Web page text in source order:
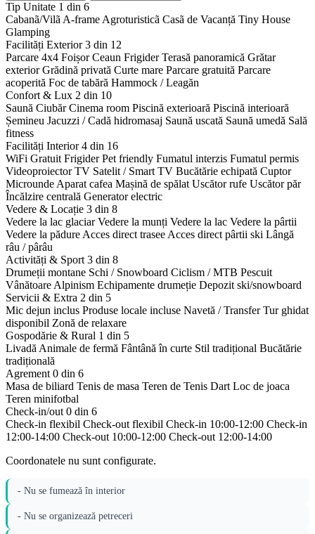
Tip Unitate 1 din 6
Cabanã/Vilã A-frame Agroturisticã Casã de Vacanță Tiny House
Glamping
Facilități Exterior3 din 12
Parcare 4x4 Foișor Ceaun Frigider Terasă panoramică Grătar
exterior Grădină privată Curte mare Parcare gratuită Parcare
acoperită Foc de tabără Hammock / Leagăn
Confort & Lux 2 din 10
Saună Ciubăr Cinema room Piscină exterioară Piscină interioară
Șemineu Jacuzzi / Cadă hidromasaj Saună uscată Saună umedă Sală
fitness
Facilități Interior4 din 16
WiFi Gratuit Frigider Pet friendly Fumatul interzis Fumatul permis
Videoproiector TV Satelit / Smart TV Bucătărie echipată Cuptor
Microunde Aparat cafea Mașină de spălat Uscător rufe Uscător păr
Încălzire centrală Generator electric
Vedere & Locație 3 din 8
Vedere la lac glaciar Vedere la munți Vedere la lac Vedere la pârtii
Vedere la pădure Acces direct trasee Acces direct pârtii ski Lângă
râu / pârâu
Activități & Sport 3 din 8
Drumeții montane Schi / Snowboard Ciclism / MTB Pescuit
Vânătoare Alpinism Echipamente drumeție Depozit ski/snowboard
Servicii & Extra 2 din 5
Mic dejun inclus Produse locale incluse Navetă / Transfer Tur ghidat
disponibil Zonă de relaxare
Gospodărie & Rural 1 din 5
Livadă Animale de fermă Fântână în curte Stil tradițional Bucătărie
tradițională
Agrement 0 din 6
Masa de biliard Tenis de masa Teren de Tenis Dart Loc de joaca
Teren minifotbal
Check-in/out 0 din 6
Check-in flexibil Check-out flexibil Check-in 10:00-12:00 Check-in
12:00-14:00 Check-out 10:00-12:00 Check-out 12:00-14:00
Coordonatele nu sunt configurate.
- Nu se fumează în interior
- Nu se organizează petreceri